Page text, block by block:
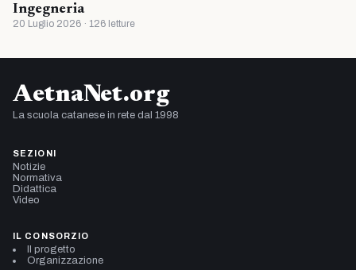
Ingegneria
20 Luglio 2026 · 126 letture
AetnaNet.org
La scuola catanese in rete dal 1998
SEZIONI
Notizie
Normativa
Didattica
Video
IL CONSORZIO
Il progetto
Organizzazione